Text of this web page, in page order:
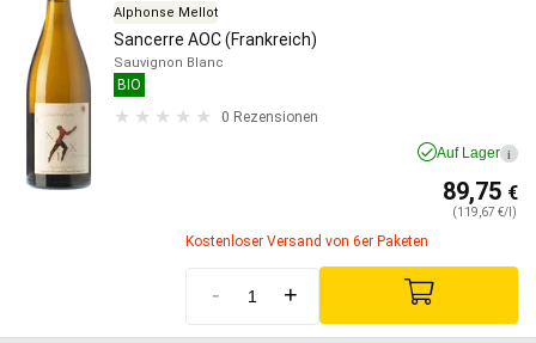
Alphonse Mellot
Sancerre AOC (Frankreich)
Sauvignon Blanc
BIO
0 Rezensionen
Auf Lager i
89,75 €
(119,67 €/l)
Kostenloser Versand von 6er Paketen
- +